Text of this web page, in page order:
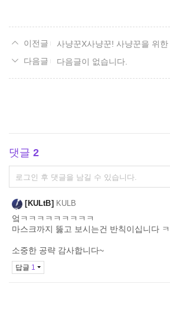
사냥꾼X사냥꾼! 사냥꾼을 위한 수렵
다음글이 없습니다.
댓글 2
댓
글
쓰
기
KULtB KULB
엌ㅋㅋㅋㅋㅋㅋㅋㅋㅋ
마스크까지 뚫고 보시는건 반칙이십니다
소중한 공략 감사합니다~
답글 1